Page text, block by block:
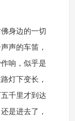
身边的一切
声的车笛，
响，似乎是
灯下变长，
千里才到达
是进去了，